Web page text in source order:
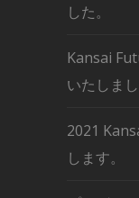
した。
Kansai
いたしまし
2021
します。